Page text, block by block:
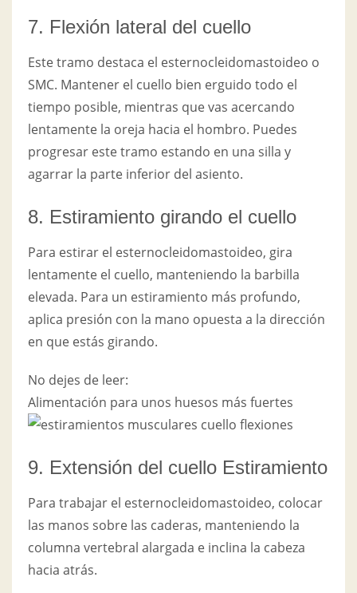
7. Flexión lateral del cuello
Este tramo destaca el esternocleidomastoideo o
SMC. Mantener el cuello bien erguido todo el
tiempo posible, mientras que vas acercando
lentamente la oreja hacia el hombro. Puedes
progresar este tramo estando en una silla y
agarrar la parte inferior del asiento.
8. Estiramiento girando el cuello
Para estirar el esternocleidomastoideo, gira
lentamente el cuello, manteniendo la barbilla
elevada. Para un estiramiento más profundo,
aplica presión con la mano opuesta a la dirección
en que estás girando.
No dejes de leer:
Alimentación para unos huesos más fuertes
9. Extensión del cuello Estiramiento
Para trabajar el esternocleidomastoideo, colocar
las manos sobre las caderas, manteniendo la
columna vertebral alargada e inclina la cabeza
hacia atrás.